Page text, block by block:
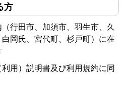
方
行田市、加須市、羽生市、久
岡氏、宮代町、杉戸町）に在
用）説明書及び利用規約に同